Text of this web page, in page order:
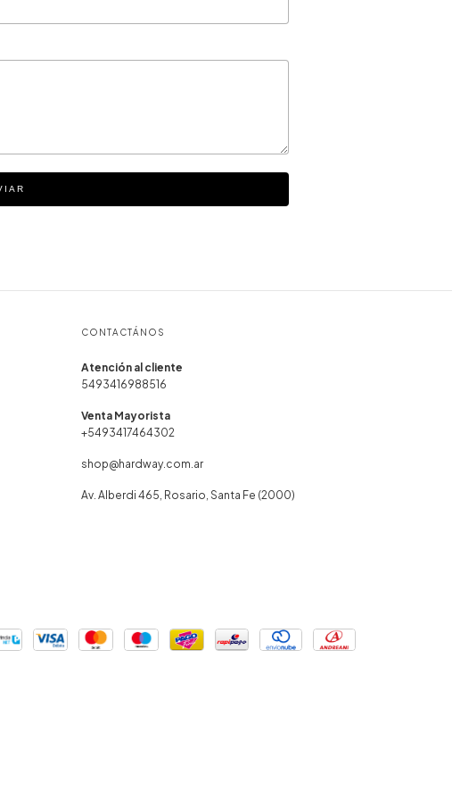
CONTACTÁNOS
5493416988516
+5493417464302
shop@hardway.com.ar
Av. Alberdi 465, Rosario, Santa Fe (2000)